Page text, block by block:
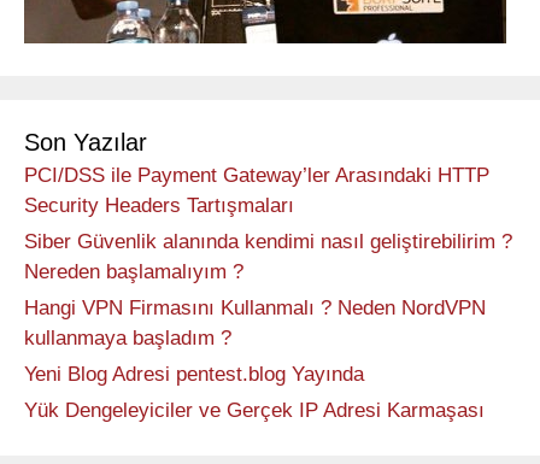
Son Yazılar
PCI/DSS ile Payment Gateway’ler Arasındaki HTTP
Security Headers Tartışmaları
Siber Güvenlik alanında kendimi nasıl geliştirebilirim ?
Nereden başlamalıyım ?
Hangi VPN Firmasını Kullanmalı ? Neden NordVPN
kullanmaya başladım ?
Yeni Blog Adresi pentest.blog Yayında
Yük Dengeleyiciler ve Gerçek IP Adresi Karmaşası